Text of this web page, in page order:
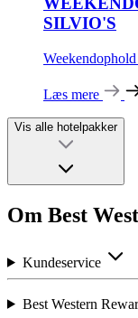
SILVIO'S
Læs mere
Vis alle hotelpakker
Om Best
Kundeservice
Best Western